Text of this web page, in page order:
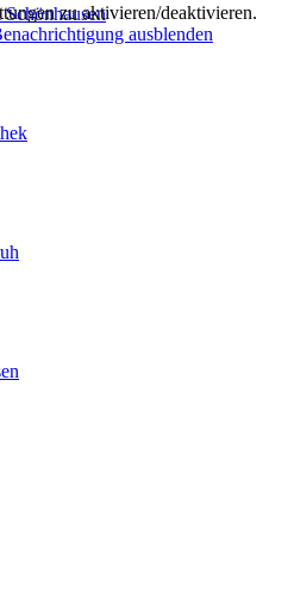
zu aktivieren/deaktivieren.
ausblenden